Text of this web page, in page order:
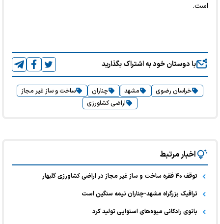
است.
با دوستان خود به اشتراک بگذارید
خراسان رضوی مشهد چناران
ساخت و ساز غیر مجاز
اراضی کشاورزی
اخبار مرتبط
توقف ۴۰ فقره ساخت و ساز غیر مجاز در اراضی کشاورزی گلبهار
ترافیک بزرگراه مشهد-چناران نیمه سنگین است
بانوی رادکانی میوه‌های استوایی تولید کرد